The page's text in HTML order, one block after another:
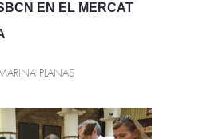
EN EL MERCAT
PLANAS